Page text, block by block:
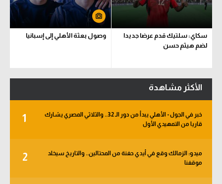
سكاي: سلتيك قدم عرضا جديدا
لضم هيثم حسن
وصول بعثة الأهلي إلى إسبانيا
الأكثر مشاهدة
1
خبر في الجول - الأهلي يبدأ من دور الـ 32.. والثلاثي المصري يشارك
قاريا من التمهيدي الأول
2
ميدو: الزمالك وقع في أيدي حفنة من المحتالين.. والتاريخ سيخلد
موقفنا